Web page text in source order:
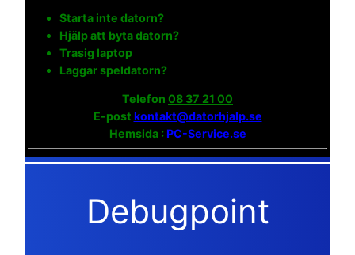
Starta inte datorn?
Hjälp att byta datorn?
Trasig laptop
Laggar speldatorn?
Telefon 08 37 21 00
E-post kontakt@datorhjalp.se
Hemsida :PC-Service.se
Debugpoint